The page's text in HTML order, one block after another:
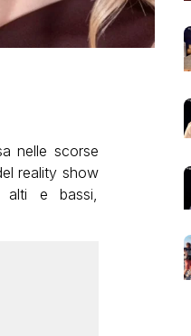
nelle scorse
reality show
alti e bassi,